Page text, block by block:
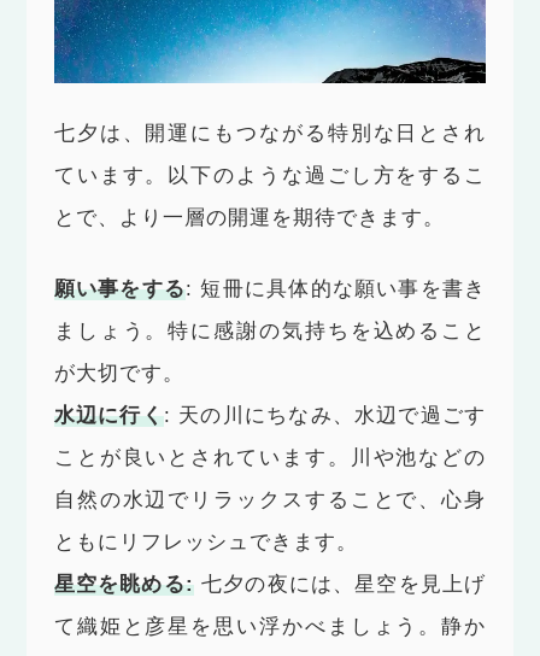
七夕は、開運にもつながる特別な日とされ
ています。以下のような過ごし方をするこ
とで、より一層の開運を期待できます。
願い事をする: 短冊に具体的な願い事を書き
ましょう。特に感謝の気持ちを込めること
が大切です。
水辺に行く: 天の川にちなみ、水辺で過ごす
ことが良いとされています。川や池などの
自然の水辺でリラックスすることで、心身
ともにリフレッシュできます。
星空を眺める:七夕の夜には、星空を見上げ
て織姫と彦星を思い浮かべましょう。静か